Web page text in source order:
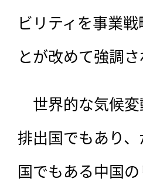
ビリティを事業
とが改めて強調さ
世界的な気候変
排出国でもあり
国でもある中国